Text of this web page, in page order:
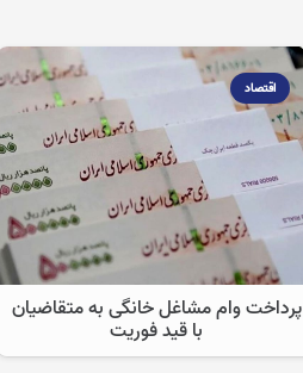
اقتصاد
پرداخت وام مشاغل خانگی به متقاضیان
با قید فوریت